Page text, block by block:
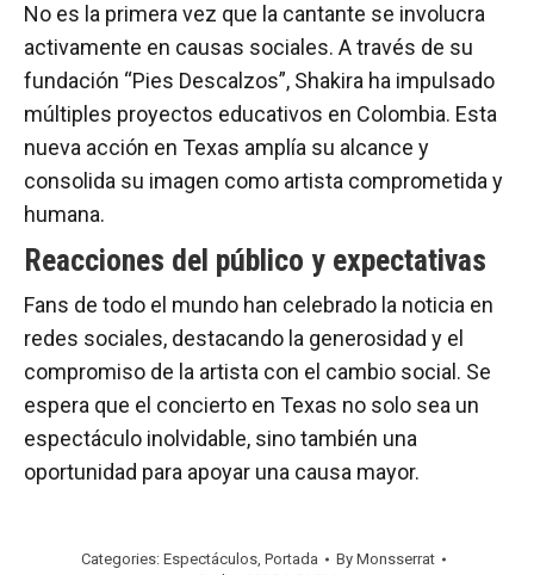
No es la primera vez que la cantante se involucra
activamente en causas sociales. A través de su
fundación “Pies Descalzos”, Shakira ha impulsado
múltiples proyectos educativos en Colombia. Esta
nueva acción en Texas amplía su alcance y
consolida su imagen como artista comprometida y
humana.
Reacciones del público y expectativas
Fans de todo el mundo han celebrado la noticia en
redes sociales, destacando la generosidad y el
compromiso de la artista con el cambio social. Se
espera que el concierto en Texas no solo sea un
espectáculo inolvidable, sino también una
oportunidad para apoyar una causa mayor.
Categories: Espectáculos, Portada By Monsserrat